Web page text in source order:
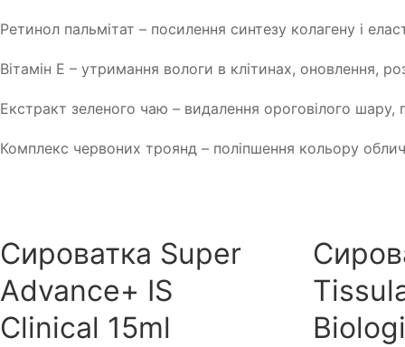
Ретинол пальмітат – посилення синтезу колагену і
Вітамін Е – утримання вологи в клітинах, оновлення,
Екстракт зеленого чаю – видалення ороговілого
Комплекс червоних троянд – поліпшення кольору
Сироватка Super
Advance+ IS
Clinical 15ml